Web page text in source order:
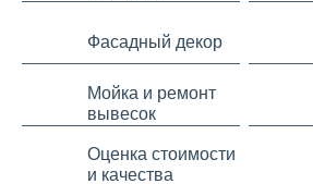
Фасадный декор
Мойка и ремонт
вывесок
Оценка стоимости
и качества